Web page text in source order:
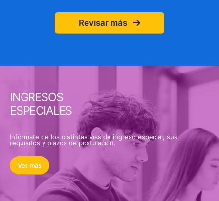
Revisar más
INGRESOS
ESPECIALES
Infórmate de los distintas vías de ingreso especial, sus
requisitos y plazos de postulación.
Ver más